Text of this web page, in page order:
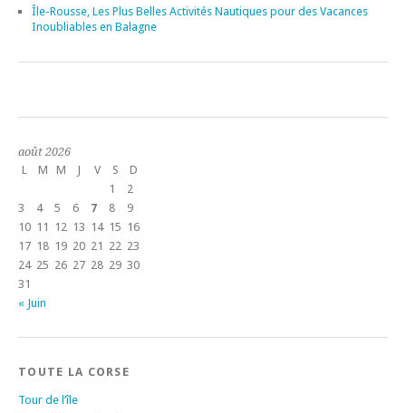
Île-Rousse, Les Plus Belles Activités Nautiques pour des Vacances
Inoubliables en Balagne
août 2026
L
M M J V S
D
1
2
3
4 5 6 7 8
9
10 11 12 13 14 15 16
17 18 19 20 21 22 23
24 25 26 27 28 29 30
31
« Juin
TOUTE LA CORSE
Tour de l’île